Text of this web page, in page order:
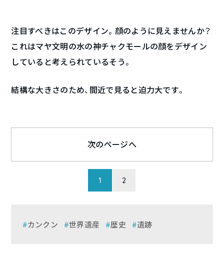
注目すべきはこのデザイン。顔のように見えませんか？
これはマヤ文明の水の神チャクモールの顔をデザイン
していると考えられているそう。
結構な大きさのため、間近で見ると迫力大です。
1 2
次のページへ
カンクン 世界遺産 歴史 遺跡